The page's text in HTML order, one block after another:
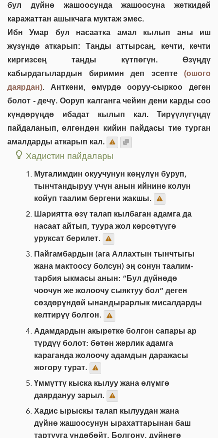
бул дүйнө жашоосунда жашоосуна жеткидей
каражаттан ашыкчага муктаж эмес.
Ибн Умар бул насаатка амал кылып аны иш
жүзүндө аткарып: Таңды аттырсаң, кечти, кечти
киргизсең таңды күтпөгүн. Өзүңдү
кабырдагылардын биримин деп эсепте (ошого
даярдан). Анткени, өмүрдө ооруу-сыркоо деген
болот - дечү. Ооруп калганга чейин дени карды соо
күндөрүңдө ибадат кылып кал. Тирүүлүгүңдү
пайдаланып, өлгөндөн кийин пайдасы тие турган
амалдарды аткарып кал.
Хадистин пайдалары
Мугалимдин окуучунун көңүлүн буруп,
тынчтандыруу үчүн анын ийнине колун
койуп таалим бергени жакшы.
Шариятта өзү талап кылбаган адамга да
насаат айтып, туура жол көрсөтүүгө
уруксат берилет.
Пайгамбардын (ага Аллахтын тынчтыгы
жана мактоосу болсун) эң сонун таалим-
тарбия ыкмасы анын: “Бул дүйнөдө
чоочун же жолоочу сыяктуу бол” деген
сөздөрүндөй ынандырарлык мисалдарды
келтирүү болгон.
Адамдардын акыретке болгон сапары ар
түрдүү болот: бөтөн жерлик адамга
караганда жолоочу адамдын даражасы
жогору турат.
Үммүттү кыска кылуу жана өлүмгө
даярдануу зарыл.
Хадис ырыскы талап кылуудан жана
дүйнө жашоосунун ырахаттарынан баш